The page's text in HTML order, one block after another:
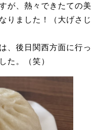
が、熱々できたての美
りました！（大げさじ
、後日関西方面に行っ
た。（笑）